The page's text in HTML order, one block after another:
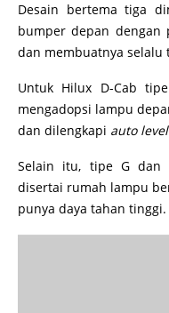
Desain bertema tiga
bumper depan
dan membuatnya selalu
Untuk Hilux D-Cab
mengadopsi lampu
dan dilengkapi auto
Selain itu, tipe G dan
disertai rumah lampu
punya daya tahan